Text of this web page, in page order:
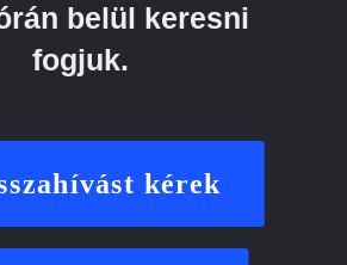
belül keresni
fogjuk.
kérek